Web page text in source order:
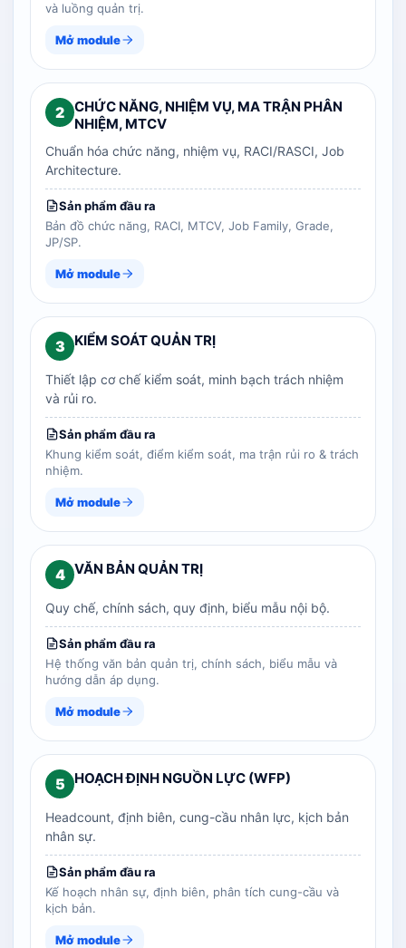
và luồng quản trị.
Mở module
2 CHỨC NĂNG, NHIỆM VỤ, MA TRẬN PHÂN
NHIỆM, MTCV
Chuẩn hóa chức năng, nhiệm vụ, RACI/RASCI, Job
Architecture.
Sản phẩm đầu ra
Bản đồ chức năng, RACI, MTCV, Job Family, Grade,
JP/SP.
Mở module
3 KIỂM SOÁT QUẢN TRỊ
Thiết lập cơ chế kiểm soát, minh bạch trách nhiệm
và rủi ro.
Sản phẩm đầu ra
Khung kiểm soát, điểm kiểm soát, ma trận rủi ro & trách
nhiệm.
Mở module
4 VĂN BẢN QUẢN TRỊ
Quy chế, chính sách, quy định, biểu mẫu nội bộ.
Sản phẩm đầu ra
Hệ thống văn bản quản trị, chính sách, biểu mẫu và
hướng dẫn áp dụng.
Mở module
5 HOẠCH ĐỊNH NGUỒN LỰC (WFP)
Headcount, định biên, cung-cầu nhân lực, kịch bản
nhân sự.
Sản phẩm đầu ra
Kế hoạch nhân sự, định biên, phân tích cung-cầu và
kịch bản.
Mở module